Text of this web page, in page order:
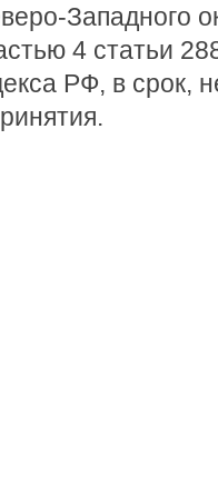
Западного
4 статьи
РФ, в